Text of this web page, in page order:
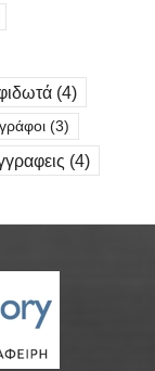
(4)
(3)
(4)